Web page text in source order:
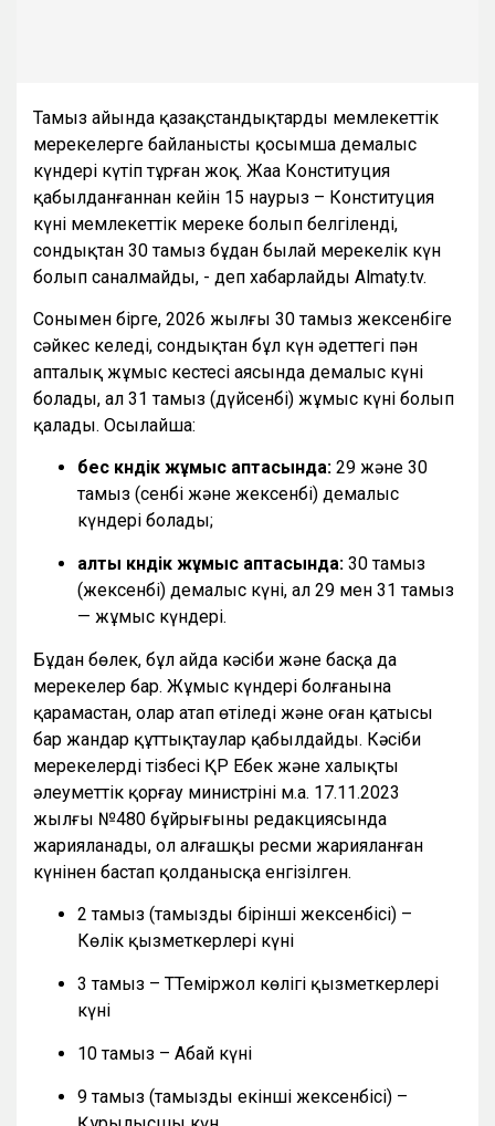
Тамыз айында қазақстандықтарды мемлекеттік
мерекелерге байланысты қосымша демалыс
күндері күтіп тұрған жоқ. Жаңа Конституция
қабылданғаннан кейін 15 наурыз – Конституция
күні мемлекеттік мереке болып белгіленді,
сондықтан 30 тамыз бұдан былай мерекелік күн
болып саналмайды, - деп хабарлайды Almaty.tv.
Сонымен бірге, 2026 жылғы 30 тамыз жексенбіге
сәйкес келеді, сондықтан бұл күн әдеттегі пән
апталық жұмыс кестесі аясында демалыс күні
болады, ал 31 тамыз (дүйсенбі) жұмыс күні болып
қалады. Осылайша:
бес күндік жұмыс аптасында: 29 және 30
тамыз (сенбі және жексенбі) демалыс
күндері болады;
алты күндік жұмыс аптасында: 30 тамыз
(жексенбі) демалыс күні, ал 29 мен 31 тамыз
— жұмыс күндері.
Бұдан бөлек, бұл айда кәсіби және басқа да
мерекелер бар. Жұмыс күндері болғанына
қарамастан, олар атап өтіледі және оған қатысы
бар жандар құттықтаулар қабылдайды. Кәсіби
мерекелердің тізбесі ҚР Еңбек және халықты
әлеуметтік қорғау министрінің м.а. 17.11.2023
жылғы №480 бұйрығының редакциясында
жарияланады, ол алғашқы ресми жарияланған
күнінен бастап қолданысқа енгізілген.
2 тамыз (тамыздың бірінші жексенбісі) –
Көлік қызметкерлері күні
3 тамыз – ТТеміржол көлігі қызметкерлері
күні
10 тамыз – Абай күні
9 тамыз (тамыздың екінші жексенбісі) –